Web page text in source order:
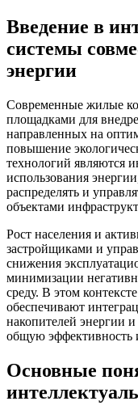
Введение в
системы
энергии
Современные жилые
площадками для
направленных на
повышение
технологий являются
использования
распределять и
объектами
Рост населения и
застройщиками и
снижения
минимизации
среду. В этом
обеспечивают
накопителей энергии
общую эффективность
Основные